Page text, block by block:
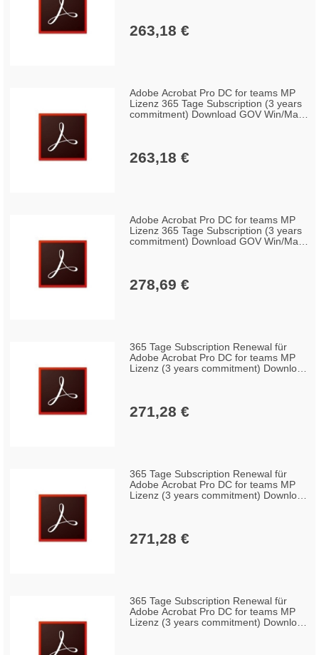
263,18 €
Adobe Acrobat Pro DC for teams MP
Lizenz 365 Tage Subscription (3 years
commitment) Download GOV Win/Mac,
263,18 €
Adobe Acrobat Pro DC for teams MP
Lizenz 365 Tage Subscription (3 years
commitment) Download GOV Win/Mac,
278,69 €
365 Tage Subscription Renewal für
Adobe Acrobat Pro DC for teams MP
Lizenz (3 years commitment) Download
271,28 €
365 Tage Subscription Renewal für
Adobe Acrobat Pro DC for teams MP
Lizenz (3 years commitment) Download
271,28 €
365 Tage Subscription Renewal für
Adobe Acrobat Pro DC for teams MP
Lizenz (3 years commitment) Download